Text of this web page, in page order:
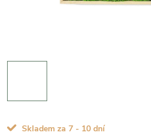
Skladem za 7 - 10 dní